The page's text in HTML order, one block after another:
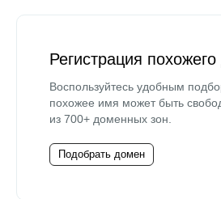
Регистрация
Воспользуйтесь удобным
похожее имя может быть
из 700+ доменных зон.
Подобрать домен